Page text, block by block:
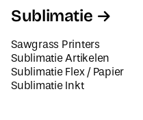
Sublimatie
Sawgrass Printers
Sublimatie Artikelen
Sublimatie Flex / Papier
Sublimatie Inkt